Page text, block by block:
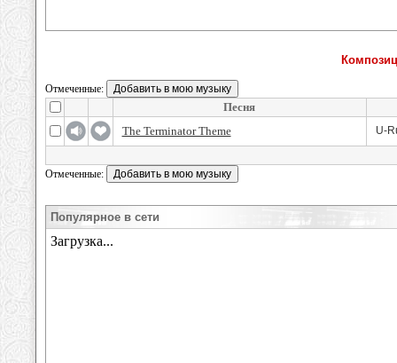
Отмеченные:
Песня
The Terminator Theme
U-
Отмеченные:
Популярное в сети